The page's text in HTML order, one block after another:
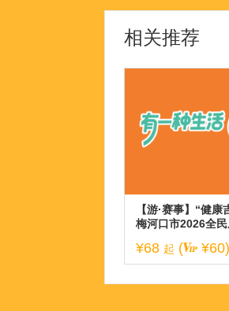
相关推荐
【游·赛事】“健康
梅河口市2026全
¥68 起 ( ¥60)